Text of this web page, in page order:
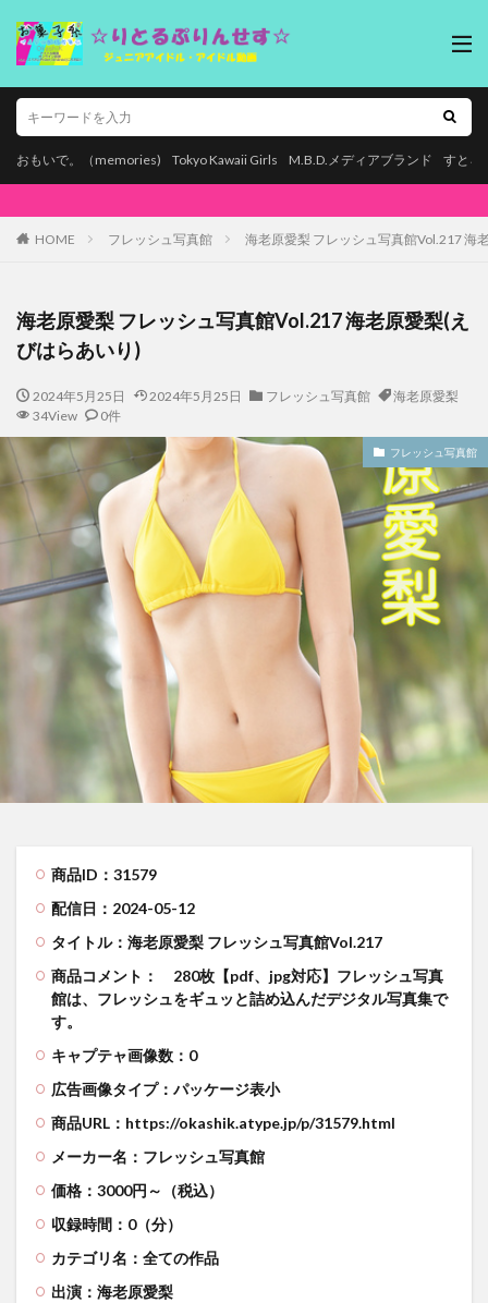
おもいで。（memories) Tokyo Kawaii Girls M.B.D.メディアブランド すとろ
HOME フレッシュ写真館 海老原愛梨 フレッシュ写真館Vol.217 海
海老原愛梨 フレッシュ写真館Vol.217 海老原愛梨(え
びはらあいり)
2024年5月25日 2024年5月25日 フレッシュ写真館
海老原愛梨
34View
0件
フレッシュ写真館
商品ID：31579
配信日：2024-05-12
タイトル：海老原愛梨 フレッシュ写真館Vol.217
商品コメント：
280枚【pdf、jpg対応】フレッシュ写真
館は、フレッシュをギュッと詰め込んだデジタル写真集で
す。
キャプテャ画像数：0
広告画像タイプ：パッケージ表小
商品URL：https://okashik.atype.jp/p/31579.html
メーカー名：フレッシュ写真館
価格：3000円～（税込）
収録時間：0（分）
カテゴリ名：全ての作品
出演：海老原愛梨